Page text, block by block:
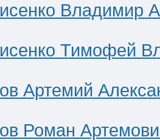
Владимир
Тимофей
Артемий
Роман